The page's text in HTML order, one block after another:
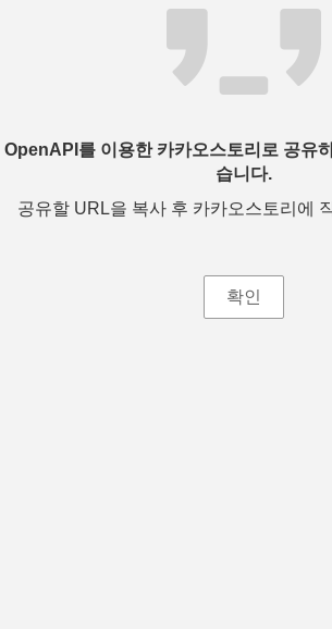
OpenAPI를 이용한 카카오스토리로 공유
습니다.
공유할 URL을 복사 후 카카오스토리에
확인